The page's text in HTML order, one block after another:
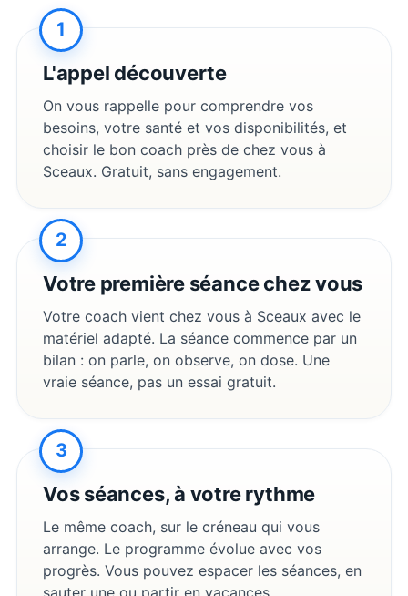
1
L'appel découverte
On vous rappelle pour comprendre vos
besoins, votre santé et vos disponibilités, et
choisir le bon coach près de chez vous à
Sceaux. Gratuit, sans engagement.
2
Votre première séance chez vous
Votre coach vient chez vous à Sceaux avec le
matériel adapté. La séance commence par un
bilan : on parle, on observe, on dose. Une
vraie séance, pas un essai gratuit.
3
Vos séances, à votre rythme
Le même coach, sur le créneau qui vous
arrange. Le programme évolue avec vos
progrès. Vous pouvez espacer les séances, en
sauter une ou partir en vacances.